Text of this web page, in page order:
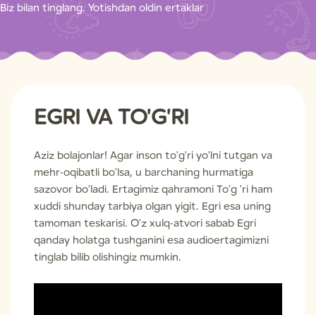
Biz bilan tinglang. Yotishdan oldin ertaklar
EGRI VA TO'G'RI
Aziz bolajonlar! Agar inson to'g'ri yo'lni tutgan va
mehr-oqibatli bo'lsa, u barchaning hurmatiga
sazovor bo'ladi. Ertagimiz qahramoni To'g 'ri ham
xuddi shunday tarbiya olgan yigit. Egri esa uning
tamoman teskarisi. O'z xulq-atvori sabab Egri
qanday holatga tushganini esa audioertagimizni
tinglab bilib olishingiz mumkin.